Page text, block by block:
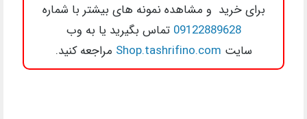
برای خرید و مشاهده نمونه های بیشتر با شماره
09122889628 تماس بگیرید یا به وب
سایت Shop.tashrifino.com مراجعه کنید.